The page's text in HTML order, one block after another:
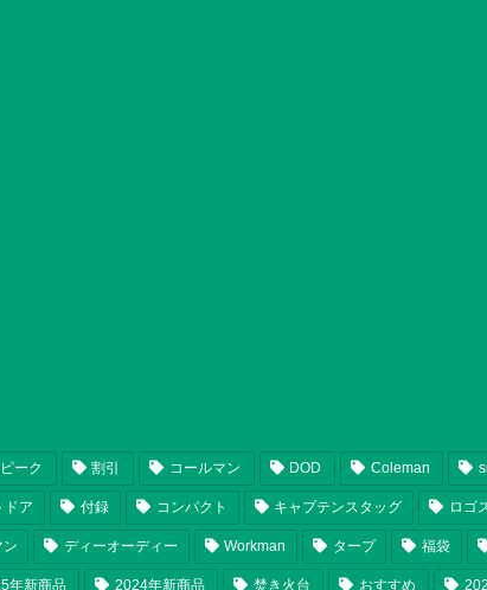
ーク 割引 コールマン DOD Coleman
ドア 付録 コンパクト キャプテンスタッグ ロゴ
ン ディーオーディー Workman タープ 福袋
年新商品 2024年新商品 焚き火台 おすすめ